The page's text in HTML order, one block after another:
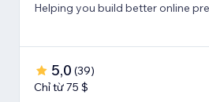
Helping you build better online
5,0 (39)
Chỉ từ 75 $